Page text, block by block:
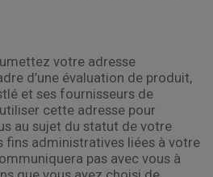
votre adresse
d’une évaluation de produit,
et ses fournisseurs de
cette adresse pour
au sujet du statut de votre
fins administratives liées à votre
pas avec vous à